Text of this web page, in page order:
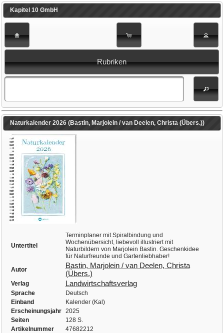
Kapitel 10 GmbH
Rubriken
Naturkalender 2026 (Bastin, Marjolein / van Deelen, Christa (Übers.))
Untertitel
Terminplaner mit Spiralbindung und
Wochenübersicht, liebevoll illustriert mit
Naturbildern von Marjolein Bastin. Geschenkidee
für Naturfreunde und Gartenliebhaber!
Autor
Bastin, Marjolein / van Deelen, Christa
(Übers.)
Verlag Landwirtschaftsverlag
Sprache
Deutsch
Einband
Kalender (Kal)
Erscheinungsjahr
2025
Seiten
128 S.
Artikelnummer
47682212